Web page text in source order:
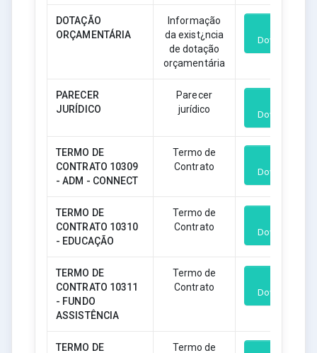
DOTAÇÃO
ORÇAMENTÁRIA
Informação
da exist¿ncia
de dotação
orçamentária
Download
PARECER
JURÍDICO
Parecer
jurídico
Download
TERMO DE
CONTRATO 10309
- ADM - CONNECT
Termo de
Contrato
Download
TERMO DE
CONTRATO 10310
- EDUCAÇÃO
Termo de
Contrato
Download
TERMO DE
CONTRATO 10311
- FUNDO
ASSISTÊNCIA
Termo de
Contrato
Download
TERMO DE Termo de